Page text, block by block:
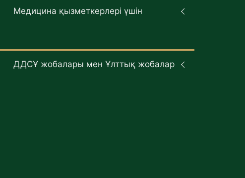
Медицина қызметкерлері үшін
ДДСҰ жобалары мен Ұлттық жобалар